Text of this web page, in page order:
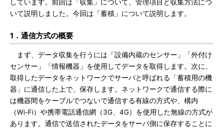
しています。前回は「収集」について、管理項目と収集方法につ
いて説明しました。今回は「蓄積」について説明します。
1．通信方式の概要
まず、データ収集を行うには「設備内蔵のセンサー」「外付け
センサー」「情報機器」を使用してデータを取得します。次に、
取得したデータをネットワークでサーバと呼ばれる「蓄積用の機
器」に通信した上で、保存します。ネットワークで通信する際に
は機器間をケーブルでつないで通信する有線の方式や、構内
（Wi-Fi）や携帯電話通信網（3G、4G）を使用した無線の方式が
あります。通信で送信されたデータをサーバ側に保存することに